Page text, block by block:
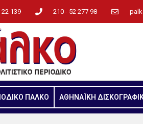
22 139 210 - 52 277 98
ΠΑΛΚΟ ΑΘΗΝΑΪΚΗ